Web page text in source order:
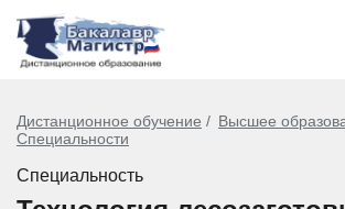
Дистанционное обучение
Высшее
Специальности
Специальность